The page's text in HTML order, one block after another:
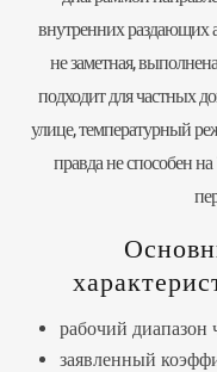
внутренних раздающих
не заметная,
подходит для частных
улице, температурный
правда не способен
рабочий диапазон
заявленный